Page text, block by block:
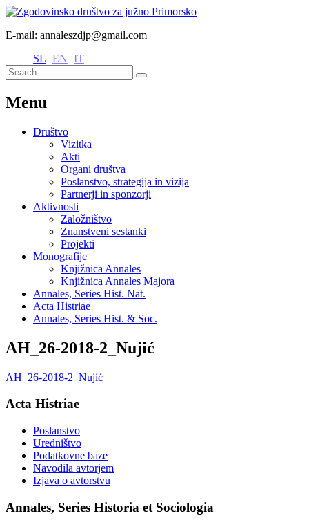
E-mail: annaleszdjp@gmail.com
SL EN IT
Menu
Društvo
Vizitka
Akti
Organi društva
Poslanstvo, strategija in vizija
Partnerji in sponzorji
Aktivnosti
Založništvo
Znanstveni sestanki
Projekti
Monografije
Knjižnica Annales
Knjižnica Annales Majora
Annales, Series Hist. Nat.
Acta Histriae
Annales, Series Hist. & Soc.
AH_26-2018-2_Nujić
AH_26-2018-2_Nujić
Acta Histriae
Poslanstvo
Uredništvo
Podatkovne baze
Navodila avtorjem
Izjava o avtorstvu
Annales, Series Historia et Sociologia